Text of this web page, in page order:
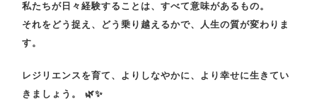
私たちが日々経験することは、すべて意味があるもの。
それをどう捉え、どう乗り越えるかで、人生の質が変わりま
す。
レジリエンスを育て、よりしなやかに、より幸せに生きてい
きましょう。
🌿✨